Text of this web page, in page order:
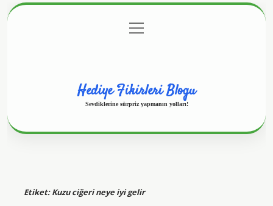
Gizlilik Politikası
menüyü
aç
Hediye Fikirleri Blogu
Sevdiklerine sürpriz yapmanın yolları!
Etiket:Kuzu ciğeri neye iyi gelir